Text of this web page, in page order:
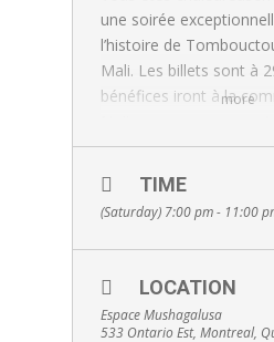
more
une soirée
l’histoire de
Mali. Les billets sont à
bénéfices iront à la
au nord du Mali, prés
algérienne. Ces dons
dans un centre de santé
soirée inclus un souper
de la musique, la
manuscrits et d’objets
Tombouctou Une tenue
TIME
(Saturday) 7:00 pm - 11:00
LOCATION
Espace Mushagalusa
533 Ontario Est, Montreal,